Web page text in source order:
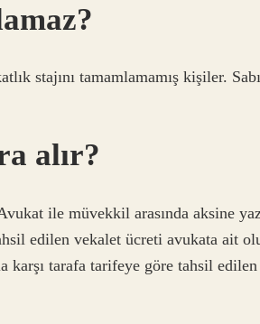
stajını tamamlamamış kişiler.
alır?
ile müvekkil arasında aksine
edilen vekalet ücreti avukata ait
karşı tarafa tarifeye göre tahsil